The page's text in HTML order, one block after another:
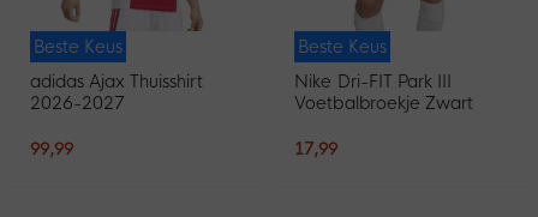
Beste Keus
adidas Ajax Thuisshirt
2026-2027
99,99
Beste Keus
Nike Dri-FIT Park III
Voetbalbroekje Zwart
17,99